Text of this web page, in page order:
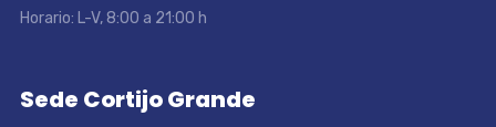
Horario: L-V, 8:00 a 21:00 h
Sede Cortijo Grande